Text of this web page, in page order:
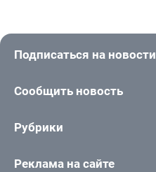
Подписаться на новости
Сообщить новость
Рубрики
Реклама на сайте